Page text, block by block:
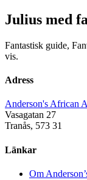
Julius med
Fantastisk guide,
vis.
Adress
Anderson's African
Vasagatan 27
Tranås, 573 31
Länkar
Om